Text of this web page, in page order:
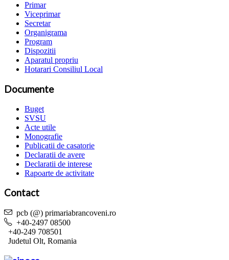
Primar
Viceprimar
Secretar
Organigrama
Program
Dispozitii
Aparatul propriu
Hotarari Consiliul Local
Documente
Buget
SVSU
Acte utile
Monografie
Publicatii de casatorie
Declaratii de avere
Declaratii de interese
Rapoarte de activitate
Contact
pcb (@) primariabrancoveni.ro
+40-2497 08500
+40-249 708501
Judetul Olt, Romania